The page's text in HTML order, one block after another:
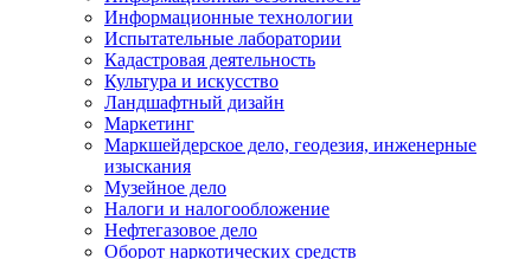
Информационные технологии
Испытательные лаборатории
Кадастровая деятельность
Культура и искусство
Ландшафтный дизайн
Маркетинг
Маркшейдерское дело, геодезия, инженерные
изыскания
Музейное дело
Налоги и налогообложение
Нефтегазовое дело
Оборот наркотических средств